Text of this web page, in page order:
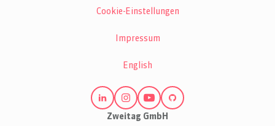
Cookie-Einstellungen
Impressum
English
Zweitag GmbH